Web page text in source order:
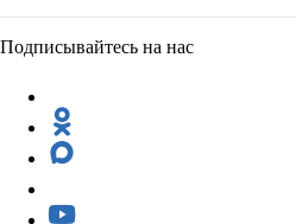
Подписывайтесь на нас